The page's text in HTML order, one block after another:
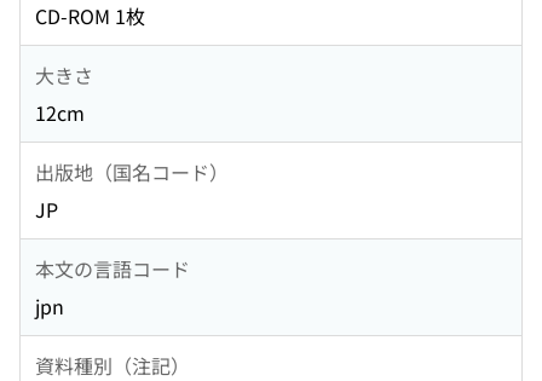
CD-ROM 1枚
大きさ
12cm
出版地（国名コード）
JP
本文の言語コード
jpn
資料種別（注記）